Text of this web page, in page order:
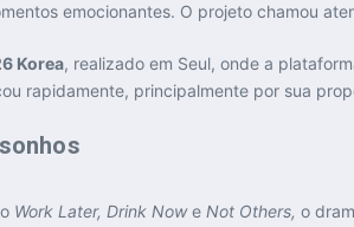
emocionantes. O projeto chamou
Korea, realizado em Seul, onde a
rapidamente, principalmente por sua
Work Later, Drink Nowe Not Others, o